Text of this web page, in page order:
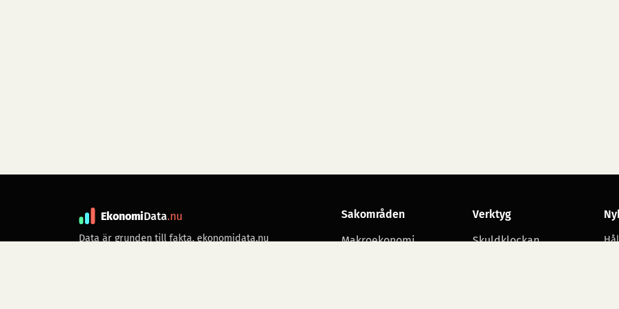
EkonomiData.nu
Data är grunden till fakta. ekonomidata.nu
Sakområden
Makroekonomi
Verktyg
Skuldklockan